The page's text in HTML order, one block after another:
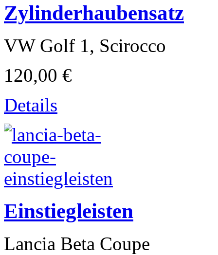
Puch
Zylinderhaubensatz
VW Golf 1, Scirocco
120,00 €
Details
Einstiegleisten
Lancia Beta Coupe